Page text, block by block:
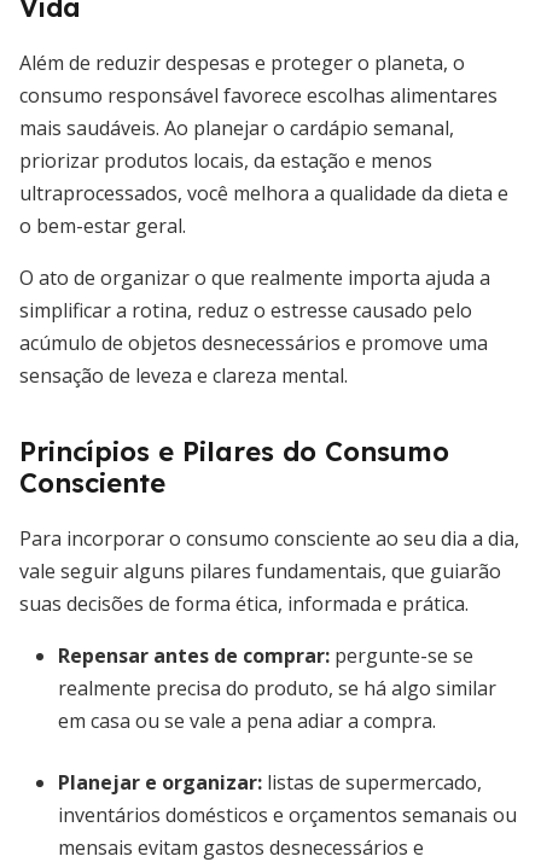
Vida
Além de reduzir despesas e proteger o planeta, o
consumo responsável favorece escolhas alimentares
mais saudáveis. Ao planejar o cardápio semanal,
priorizar produtos locais, da estação e menos
ultraprocessados, você melhora a qualidade da dieta e
o bem-estar geral.
O ato de organizar o que realmente importa ajuda a
simplificar a rotina, reduz o estresse causado pelo
acúmulo de objetos desnecessários e promove uma
sensação de leveza e clareza mental.
Princípios e Pilares do Consumo
Consciente
Para incorporar o consumo consciente ao seu dia a dia,
vale seguir alguns pilares fundamentais, que guiarão
suas decisões de forma ética, informada e prática.
Repensar antes de comprar: pergunte-se se
realmente precisa do produto, se há algo similar
em casa ou se vale a pena adiar a compra.
Planejar e organizar: listas de supermercado,
inventários domésticos e orçamentos semanais ou
mensais evitam gastos desnecessários e